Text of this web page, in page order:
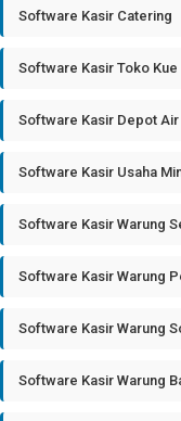
Software Kasir Catering
Software Kasir Toko
Software Kasir Depot Air
Software Kasir Usaha
Software Kasir Warung
Software Kasir Warung
Software Kasir Warung
Software Kasir Warung